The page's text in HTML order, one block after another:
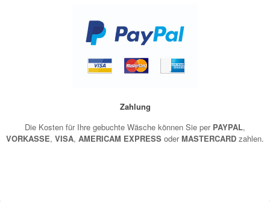
Zahlung
Die Kosten für Ihre gebuchte Wäsche können Sie per PAYPAL,
VORKASSE, VISA, AMERICAM EXPRESS oderMASTERCARD zahlen.